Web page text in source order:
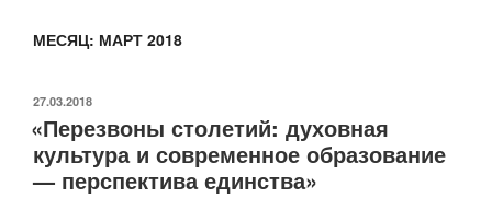
МЕСЯЦ: МАРТ 2018
ОПУБЛИКОВАНО
27.03.2018
«Перезвоны столетий: духовная
культура и современное образование
— перспектива единства»